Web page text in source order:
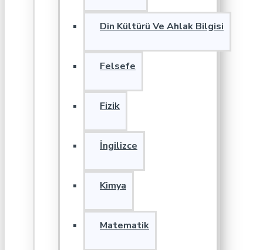
Din Kültürü Ve Ahlak Bilgisi
Felsefe
Fizik
İngilizce
Kimya
Matematik